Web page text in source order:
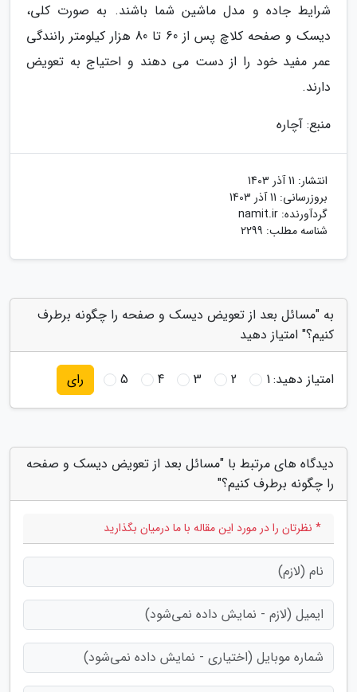
شرایط جاده و مدل ماشین شما باشند. به صورت کلی،
دیسک و صفحه کلاچ پس از 60 تا 80 هزار کیلومتر رانندگی
عمر مفید خود را از دست می دهند و احتیاج به تعویض
دارند.
منبع: آچاره
انتشار: 11 آذر 1403
بروزرسانی: 11 آذر 1403
گردآورنده: namit.ir
شناسه مطلب: 2299
به "مسائل بعد از تعویض دیسک و صفحه را چگونه برطرف
کنیم؟" امتیاز دهید
امتیاز دهید:1
2
3
4
5 رای
دیدگاه های مرتبط با "مسائل بعد از تعویض دیسک و صفحه
را چگونه برطرف کنیم؟"
* نظرتان را در مورد این مقاله با ما درمیان بگذارید